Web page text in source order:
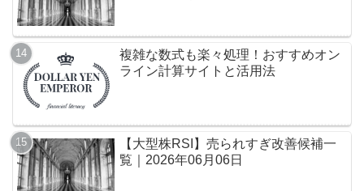
複雑な数式も楽々処理！おすすめオン
ライン計算サイトと活用法
【大型株RSI】売られすぎ改善候補一
覧｜2026年06月06日